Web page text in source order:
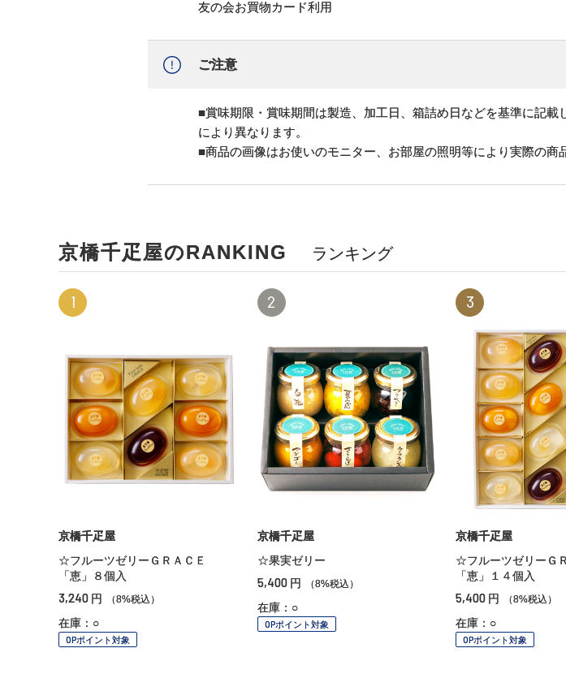
友の会お買物カード利用
ご注意
■賞味期限・賞味期間は製造、加工日、箱詰め日などを基準に記
により異なります。
■商品の画像はお使いのモニター、お部屋の照明等により実際の商
京橋千疋屋のRANKING ランキング
1
京橋千疋屋
☆フルーツゼリーＧＲＡＣＥ
「恵」８個入
3,240 円 （8%税込）
在庫：○
OPポイント対象
2
京橋千疋屋
☆果実ゼリー
5,400 円 （8%税込）
在庫：○
OPポイント対象
3
京橋千疋屋
☆フルーツゼリーＧ
「恵」１４個入
5,400 円 （8%税込）
在庫：○
OPポイント対象